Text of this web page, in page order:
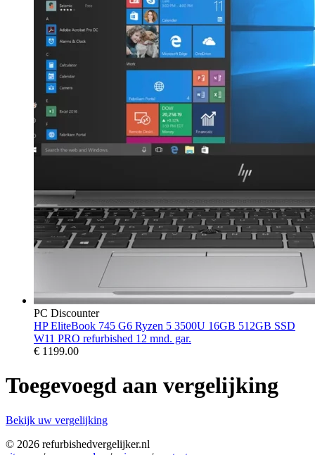
PC Discounter
HP EliteBook 745 G6 Ryzen 5 3500U 16GB 512GB SSD
W11 PRO refurbished 12 mnd. gar.
€ 1199.00
Toegevoegd aan vergelijking
Bekijk uw vergelijking
© 2026 refurbishedvergelijker.nl